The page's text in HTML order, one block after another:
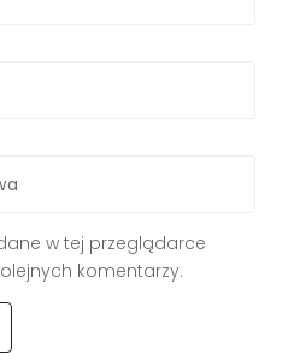
w tej przeglądarce
komentarzy.